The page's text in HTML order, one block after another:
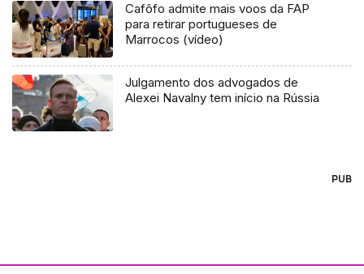
Cafôfo admite mais voos da FAP
para retirar portugueses de
Marrocos (vídeo)
Julgamento dos advogados de
Alexei Navalny tem início na Rússia
PUB